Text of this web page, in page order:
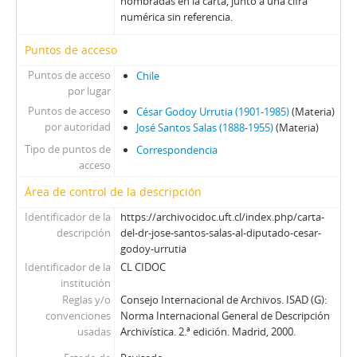
74 - Librillo titulado El derecho socialista y el derecho clásico, por Luis Ignacio Pérez
76 - Documento informativo y conmemorativo de las actividades realizadas por la Junta Militar, titulado 1.º de mayo de 1976
77 - Revista con reflexiones en torno al quehacer universitario, titulada Algunos fundamentos y principios de acción universitaria
78 - Discurso mecanografiado, pronunciado por Augusto Pinochet, titulado El general Pinochet habla al país: 11 de septiembre de 1976
79 - Libro Mi respuesta a Eduardo Frei, titulado a Julio Durán Neumann
80 - Folleto informativo con preguntas y respuestas sobre los fundamentos del Gremialismo, titulado El gremialismo y su postura universitaria
81 - Memoria del Consejo directivo nacional al 6to Congreso nacional de la CUT, titulado Los trabajadores construyen el Chile nuevo
82 - Folleto con compendio de documentos de la Secretaría nacional y el Partido Demócrata Cristiano, titulado La nacionalización del cobre
83 - Folleto titulado Todo poder para los trabajadores del Partido Socialista
84 - Resumen del programa del Gobierno de Frei Montalva, titulado El gobierno nacional y popular
85 - Informe en formato de folleto, rendido en la VI Conferencia nacional de JJ.CC., titulado Forjemos unas juventudes comunistas leninistas...!, por Hugo Fuentes
86 - Discurso mecanografiado del entonces diputado Jorge Rogers Sotomayor, pronunciado en la Cámara de Diputados de Chile, titulado Nueva organización social del campo chileno, el problema de la sindicalización campesina
87 - Libro Participación de los trabajadores en el socialismo, por Juraj Domic, en colección Ciencia Política, de la editorial Vaitea
88 - Folleto titulado Declaración de principios, voto político y estatutos del Partido Radical, aprobados en la XX Convención nacional ordinaria celebrada en Santiago, del 28 al 30 de junio de 1957
89 - 1er encuentro latinoamericano de cristianos por el socialismo, 23-30 de abril, en Santiago, Chile
90 - Folleto informativo del Ministerio del Trabajo y Previsión Social, titulado Todo lo que Ud. necesita saber sobre el nuevo sistema previsional
numérica sin referencia.
Puntos de acceso
Puntos de acceso
por lugar
Chile
Puntos de acceso
por autoridad
César Godoy Urrutia (1901-1985)(Materia)
José Santos Salas (1888-1955)(Materia)
Tipo de puntos de
acceso
Correspondencia
Área de control de la descripción
Identificador de la
descripción
https://archivocidoc.uft.cl/index.php/carta-
del-dr-jose-santos-salas-al-diputado-cesar-
godoy-urrutia
Identificador de la
institución
CL CIDOC
Reglas y/o
convenciones
usadas
Consejo Internacional de Archivos. ISAD (G):
Norma Internacional General de Descripción
Archivística. 2.ª edición. Madrid, 2000.